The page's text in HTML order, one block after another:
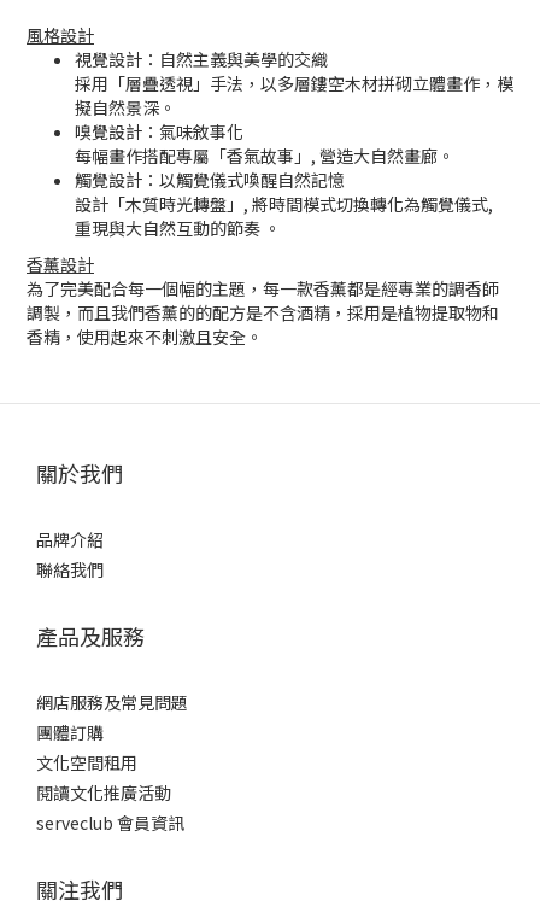
風格設計
視覺設計：自然主義與美學的交織
採用「層疊透視」手法，以多層鏤空木材拼砌立體畫作，模
擬自然景深。
嗅覺設計：氣味敘事化
每幅畫作搭配專屬「香氣故事」, 營造大自然畫廊。
觸覺設計：以觸覺儀式喚醒自然記憶
設計「木質時光轉盤」, 將時間模式切換轉化為觸覺儀式,
重現與大自然互動的節奏 。
香薰設計
為了完美配合每一個幅的主題，每一款香薰都是經專業的調香師
調製，而且我們香薰的的配方是不含酒精，採用是植物提取物和
香精，使用起來不刺激且安全。
關於我們
品牌介紹
聯絡我們
產品及服務
網店服務及常見問題
團體訂購
文化空間租用
閱讀文化推廣活動
serveclub 會員資訊
關注我們